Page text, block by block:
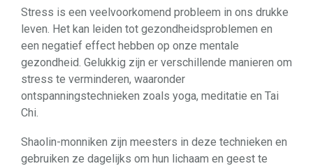
Stress is een veelvoorkomend probleem in ons drukke
leven. Het kan leiden tot gezondheidsproblemen en
een negatief effect hebben op onze mentale
gezondheid. Gelukkig zijn er verschillende manieren om
stress te verminderen, waaronder
ontspanningstechnieken zoals yoga, meditatie en Tai
Chi.
Shaolin-monniken zijn meesters in deze technieken en
gebruiken ze dagelijks om hun lichaam en geest te